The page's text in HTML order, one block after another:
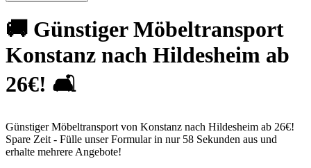
🚚 Günstiger Möbeltransport
Konstanz nach Hildesheim ab
26€! 🛋
Günstiger Möbeltransport von Konstanz nach Hildesheim ab 26€!
Spare Zeit - Fülle unser Formular in nur 58 Sekunden aus und
erhalte mehrere Angebote!